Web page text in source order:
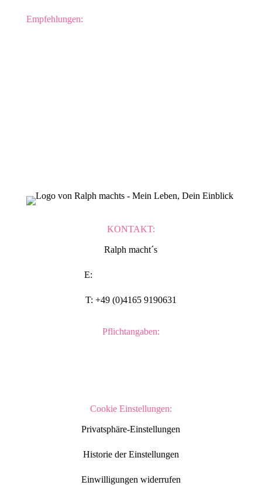
Empfehlungen:
KONTAKT:
Ralph macht´s
E:
T: +49 (0)4165 9190631
Pflichtangaben:
Cookie Einstellungen:
Privatsphäre-Einstellungen
Historie der Einstellungen
Einwilligungen widerrufen